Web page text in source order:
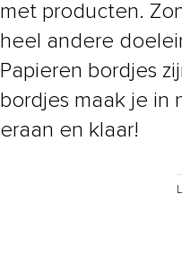
met producten.
heel andere
Papieren bordjes
bordjes maak je in
eraan en klaar!